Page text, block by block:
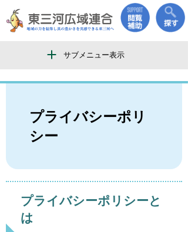
サブメニュー表示
プライバシーポリ
シー
プライバシーポリシーと
は